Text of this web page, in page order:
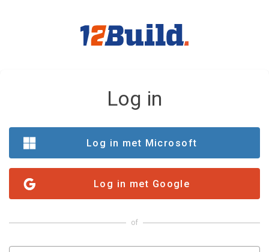
Log in
Log in met Microsoft
Log in met Google
of